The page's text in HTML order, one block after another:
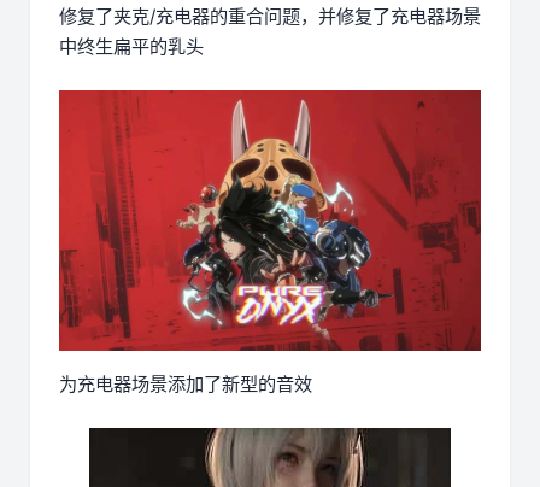
修复了夹克/充电器的重合问题，并修复了充电器场景
中终生扁平的乳头
为充电器场景添加了新型的音效